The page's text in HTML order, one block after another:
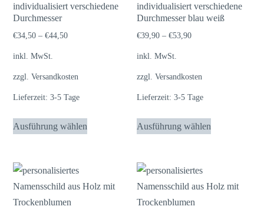
Produktseite
Produktseite
gewählt
individualisiert verschiedene
Durchmesser
€34,50 –€44,50
inkl. MwSt.
zzgl.Versandkosten
Lieferzeit:3-5 Tage
Ausführung wählen
Dieses
Produkt
individualisiert verschiedene
Durchmesser blau weiß
€39,90 –€53,90
inkl. MwSt.
zzgl.Versandkosten
Lieferzeit:3-5 Tage
Ausführung wählen
Dieses
Produkt